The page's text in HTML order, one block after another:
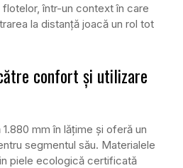
într-un context în care
la distanță joacă un rol tot
confort și utilizare
mm în lățime și oferă un
segmentul său. Materialele
piele ecologică certificată